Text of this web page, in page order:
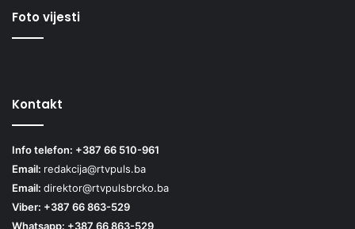
Foto vijesti
Kontakt
Info telefon: +387 66 510-961
Email: redakcija@rtvpuls.ba
Email: direktor@rtvpulsbrcko.ba
Viber: +387 66 863-529
Whatsapp: +387 66 863-529